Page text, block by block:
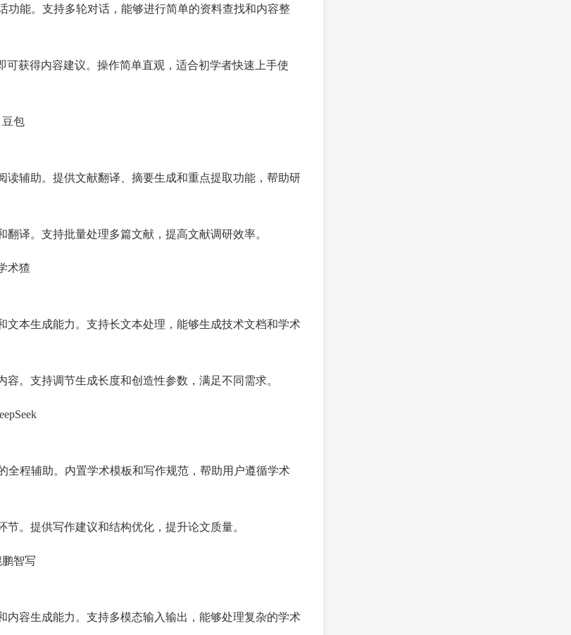
能。支持多轮对话，能够进行简单的资料查找和内容整
获得内容建议。操作简单直观，适合初学者快速上手使
辅助。提供文献翻译、摘要生成和重点提取功能，帮助研
译。支持批量处理多篇文献，提高文献调研效率。
本生成能力。支持长文本处理，能够生成技术文档和学术
。支持调节生成长度和创造性参数，满足不同需求。
程辅助。内置学术模板和写作规范，帮助用户遵循学术
。提供写作建议和结构优化，提升论文质量。
容生成能力。支持多模态输入输出，能够处理复杂的学术